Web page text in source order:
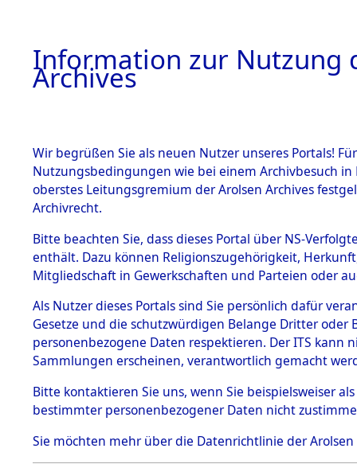
BESTÄNDE
1.
mente
5. Verschiedenes
5.3
Todesmärsche
5.3.1 Alliierte
Erhebungen
zu
Todesmärsch
en
5.3.2
Fronberg.
0150
Information zur Nutzung
Archives
Wir begrüßen Sie als neuen Nutzer unseres Portals!
Nutzungsbedingungen wie bei einem Archivbesuch
oberstes Leitungsgremium der Arolsen Archives
Archivrecht.
Bitte beachten Sie, dass dieses Portal über NS-
enthält. Dazu können Religionszugehörigkeit,
Mitgliedschaft in Gewerkschaften und Parteien oder
Als Nutzer dieses Portals sind Sie persönlich dafür
Gesetze und die schutzwürdigen Belange Dritter
personenbezogene Daten respektieren. Der ITS
Sammlungen erscheinen, verantwortlich gemacht
Bitte kontaktieren Sie uns, wenn Sie beispielsweiser
bestimmter personenbezogener Daten nicht
Sie möchten mehr über die Datenrichtlinie der Arolsen